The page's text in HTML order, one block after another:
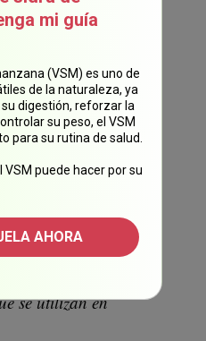
asumió que son
Pero, con el tiempo,
(es decir, las
tóxicas antes
rutinaria), y es
continúe (por
de
concluyó que el
día era peligroso,12
se utilizan en
mi guía
(VSM) es uno de
de la naturaleza, ya
digestión, reforzar la
su peso, el VSM
para su rutina de salud.
VSM puede hacer por su
AHORA